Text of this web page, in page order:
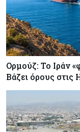
Ορμούζ: Το Ιράν
Βάζει όρους